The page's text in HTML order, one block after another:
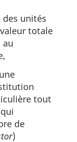
unités
totale
au
tout
de
)